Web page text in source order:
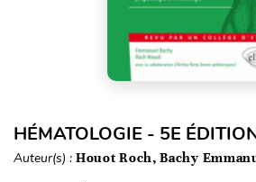
HÉMATOLOGIE - 5E
Auteur(s) : Houot Roch, Bachy